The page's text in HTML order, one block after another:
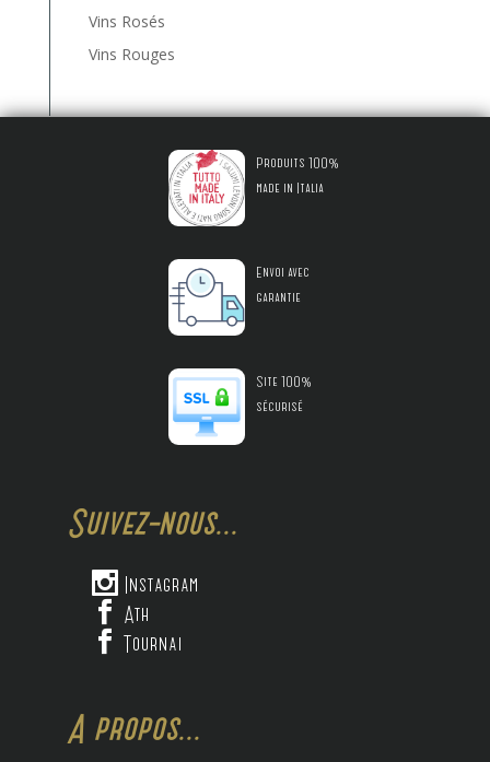
Vins Rosés
Vins Rouges
Produits 100%
made in Italia
Envoi avec
garantie
Site 100%
sécurisé
Suivez-nous...
 Instagram
 Ath
 Tournai
A propos...